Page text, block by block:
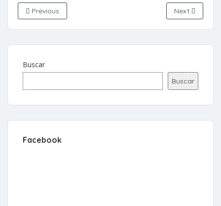
Previous Next
Buscar
Buscar
Facebook